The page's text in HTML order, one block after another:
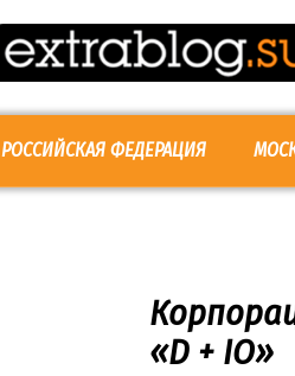
РОССИЙСКАЯ ФЕДЕРАЦИЯ
«D + IO»